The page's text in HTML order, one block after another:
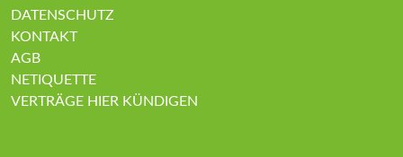
DATENSCHUTZ
KONTAKT
AGB
NETIQUETTE
VERTRÄGE HIER KÜNDIGEN